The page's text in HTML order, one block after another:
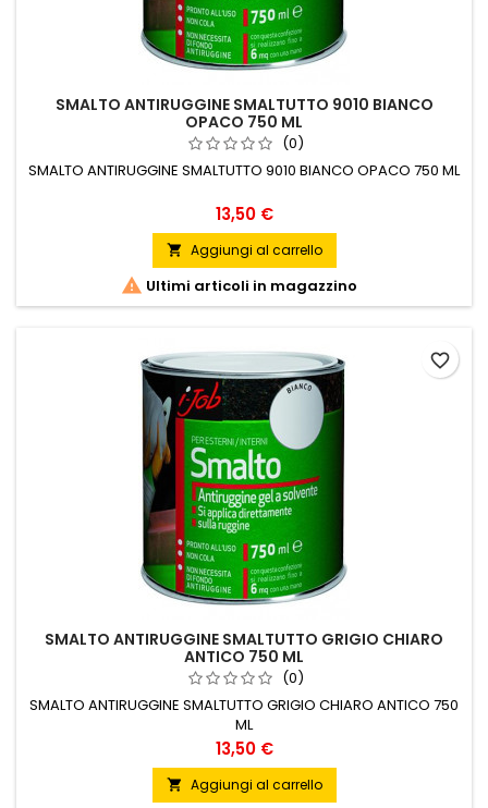
SMALTO ANTIRUGGINE SMALTUTTO 9010 BIANCO
OPACO 750 ML
(0)
SMALTO ANTIRUGGINE SMALTUTTO 9010 BIANCO OPACO 750 ML
Prezzo
13,50 €
 Aggiungi al carrello
 Ultimi articoli in magazzino
SMALTO ANTIRUGGINE SMALTUTTO GRIGIO CHIARO
ANTICO 750 ML
(0)
SMALTO ANTIRUGGINE SMALTUTTO GRIGIO CHIARO ANTICO 750
ML
Prezzo
13,50 €
 Aggiungi al carrello
favorite_border